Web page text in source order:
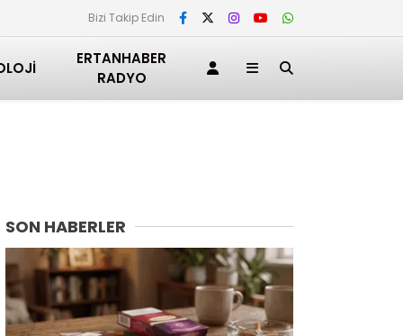
Bizi Takip Edin
ERTANHABER
RADYO
SON HABERLER